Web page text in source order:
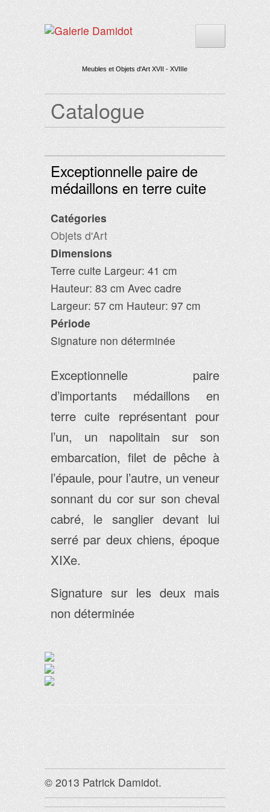
Meubles et Objets d'Art XVII - XVIIIe
Catalogue
Exceptionnelle paire de
médaillons en terre cuite
Catégories
Objets d'Art
Dimensions
Terre cuite Largeur: 41 cm
Hauteur: 83 cm Avec cadre
Largeur: 57 cm Hauteur: 97 cm
Période
Signature non déterminée
Exceptionnelle paire
d’importants médaillons en
terre cuite représentant pour
l’un, un napolitain sur son
embarcation, filet de pêche à
l’épaule, pour l’autre, un veneur
sonnant du cor sur son cheval
cabré, le sanglier devant lui
serré par deux chiens, époque
XIXe.
Signature sur les deux mais
non déterminée
© 2013 Patrick Damidot.